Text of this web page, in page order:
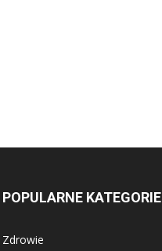
POPULARNE KATEGORIE
Zdrowie